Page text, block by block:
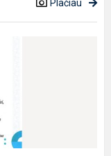
Plačiau